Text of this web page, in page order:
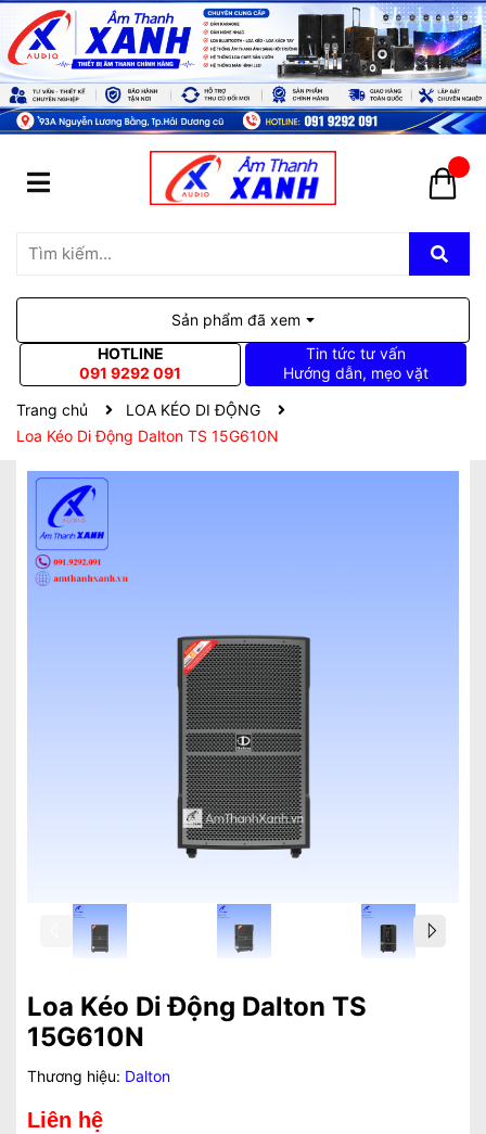
Sản phẩm đã xem
HOTLINE
091 9292 091
Tin tức tư vấn
Hướng dẫn, mẹo vặt
Trang chủ
LOA KÉO DI ĐỘNG
Loa Kéo Di Động Dalton TS 15G610N
Loa Kéo Di Động Dalton TS
15G610N
Thương hiệu: Dalton
Liên hệ